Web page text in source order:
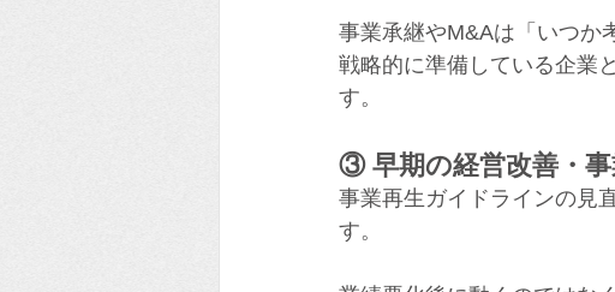
事業承継やM&Aは「いつか
戦略的に準備している企業
す。
③ 早期の経営改善・
事業再生ガイドラインの見
す。